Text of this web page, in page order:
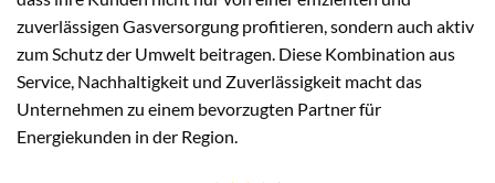
zuverlässigen Gasversorgung profitieren, sondern auch aktiv
zum Schutz der Umwelt beitragen. Diese Kombination aus
Service, Nachhaltigkeit und Zuverlässigkeit macht das
Unternehmen zu einem bevorzugten Partner für
Energiekunden in der Region.